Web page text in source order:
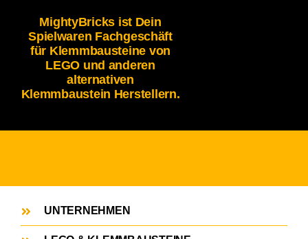
MightyBricks ist Dein
Spielwaren Fachgeschäft
für Klemmbausteine von
LEGO und anderen
alternativen
Klemmbaustein Herstellern.
UNTERNEHMEN